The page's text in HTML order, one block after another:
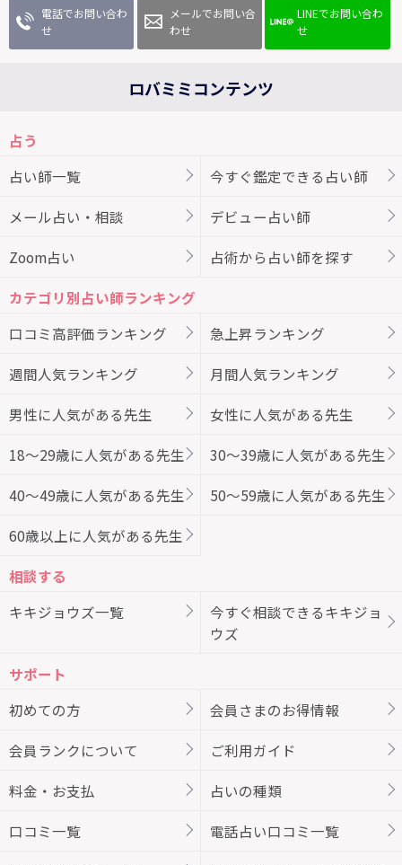
電話でお問い合わ
せ
メールでお問い合
わせ
LINEでお問い合わ
せ
ロバミミコンテンツ
占う
占い師一覧
今すぐ鑑定できる占い師
メール占い・相談 デビュー占い師
Zoom占い 占術から占い師を探す
カテゴリ別占い師ランキング
口コミ高評価ランキング
急上昇ランキング
週間人気ランキング 月間人気ランキング
男性に人気がある先生 女性に人気がある先生
18～29歳に人気がある先生 30～39歳に人気がある先生
40～49歳に人気がある先生 50～59歳に人気がある先生
60歳以上に人気がある先生
相談する
キキジョウズ一覧
今すぐ相談できるキキジョ
ウズ
サポート
初めての方
会員さまのお得情報
会員ランクについて ご利用ガイド
料金・お支払 占いの種類
口コミ一覧 電話占い口コミ一覧